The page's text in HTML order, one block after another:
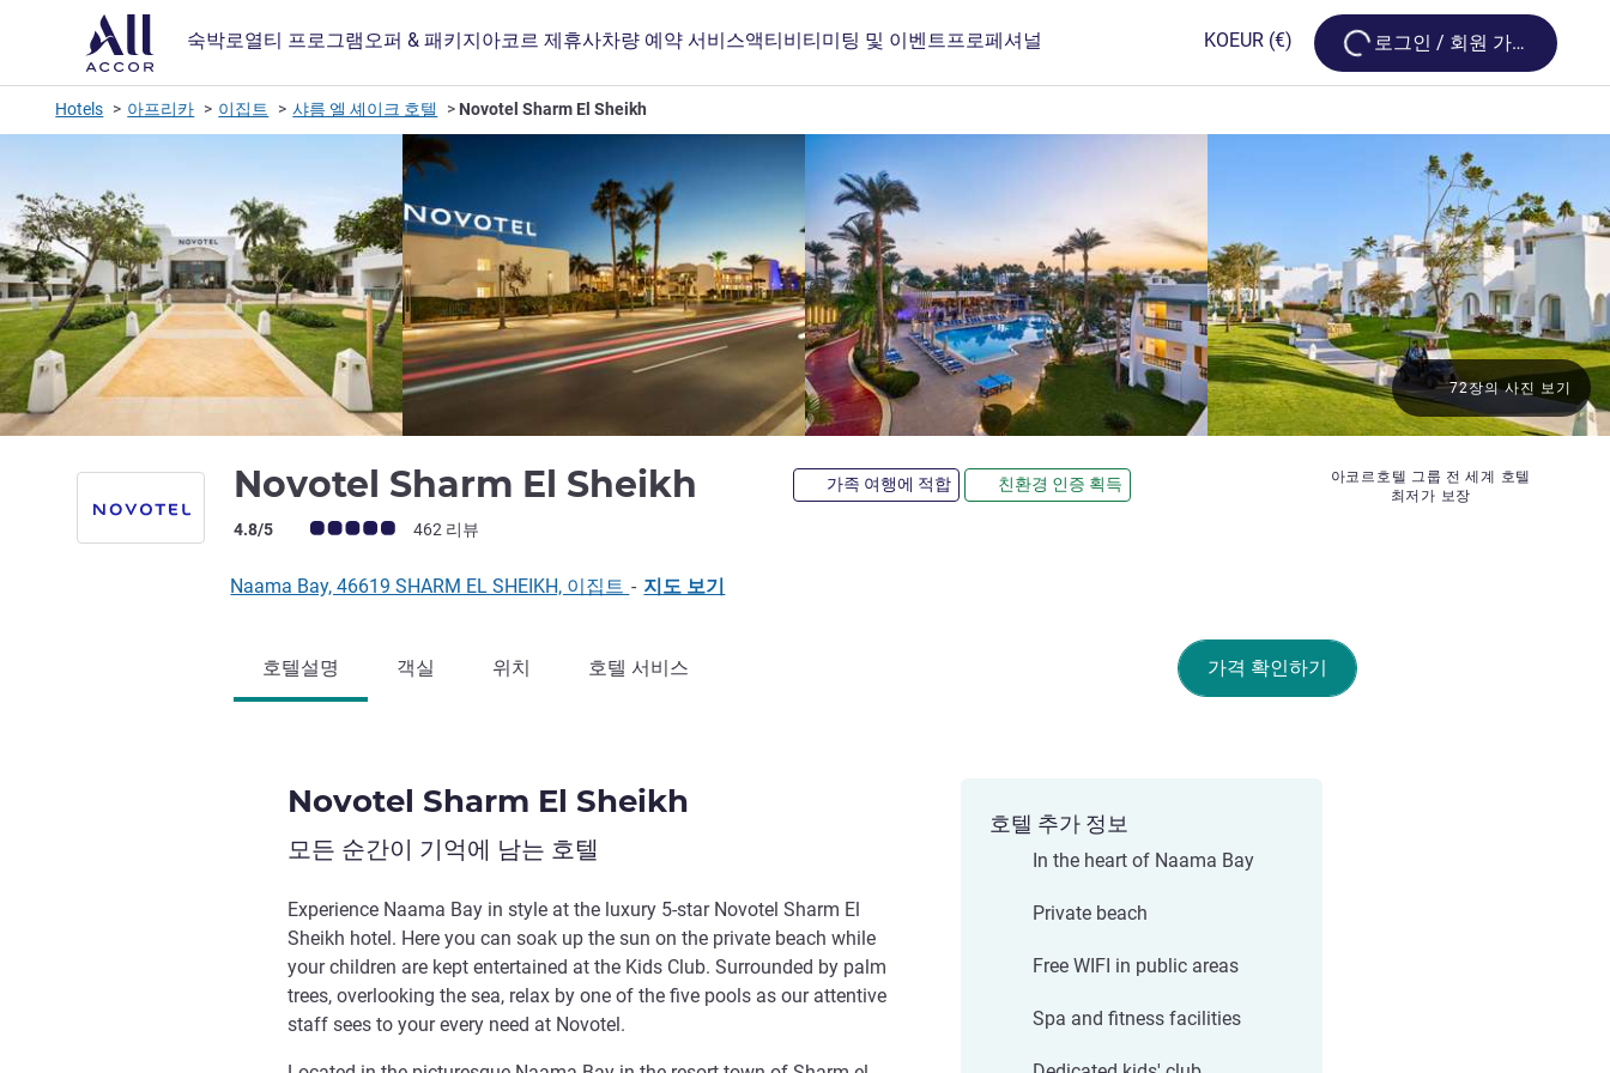
숙박로열티 프로그램 오퍼 & 패키지아코르 제휴사차량 예약 서비스액티비티미팅 및 이벤트 프로페셔널 KOEUR (€) Loading...
로그인 / 회원 가입
Hotels 아프리카 이집트 샤름 엘 셰이크 호텔 Novotel Sharm El Sheikh
Novotel Sharm El Sheikh 가족 여행에 적합 친환경 인증 획득
고객 평점 (ALL 평가)
4.8/5 462 리뷰
아코르호텔 그룹 전 세계 호텔
최저가 보장
72장의 사진 보기
Naama Bay, 46619 SHARM EL SHEIKH, 이집트 - 지도 보기
가격 확인하기
호텔설명 객실 위치 호텔 서비스
Novotel Sharm El Sheikh
모든 순간이 기억에 남는 호텔
Experience Naama Bay in style at the luxury 5-star Novotel Sharm El
Sheikh hotel. Here you can soak up the sun on the private beach while
your children are kept entertained at the Kids Club. Surrounded by palm
trees, overlooking the sea, relax by one of the five pools as our attentive
staff sees to your every need at Novotel.
호텔 추가 정보
In the heart of Naama Bay
Private beach
Free WIFI in public areas
Spa and fitness facilities